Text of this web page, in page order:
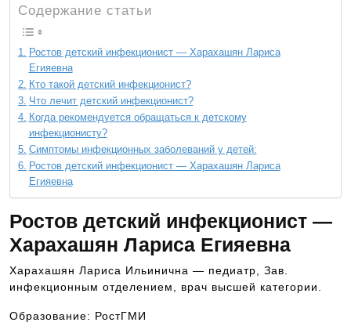
Содержание статьи
Ростов детский инфекционист — Харахашян Лариса
Егияевна
Кто такой детский инфекционист?
Что лечит детский инфекционист?
Когда рекомендуется обращаться к детскому
инфекционисту?
Симптомы инфекционных заболеваний у детей:
Ростов детский инфекционист — Харахашян Лариса
Егияевна
Ростов детский инфекционист —
Харахашян Лариса Егияевна
Харахашян Лариса Ильинична — педиатр, Зав.
инфекционным отделением, врач высшей категории.
Образование: РостГМИ